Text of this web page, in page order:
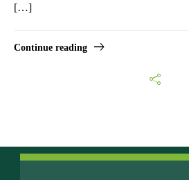
[…]
Continue reading